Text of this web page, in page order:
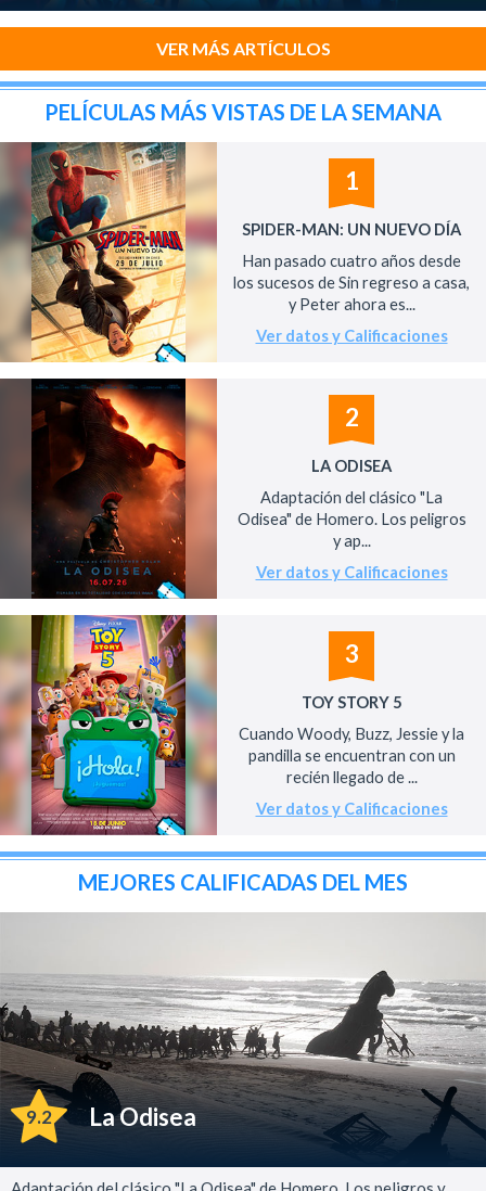
VER MÁS ARTÍCULOS
PELÍCULAS MÁS VISTAS DE LA SEMANA
1
SPIDER-MAN: UN NUEVO DÍA
Han pasado cuatro años desde
los sucesos de Sin regreso a casa,
y Peter ahora es...
Ver datos y Calificaciones
2
LA ODISEA
Adaptación del clásico "La
Odisea" de Homero. Los peligros
y ap...
Ver datos y Calificaciones
3
TOY STORY 5
Cuando Woody, Buzz, Jessie y la
pandilla se encuentran con un
recién llegado de ...
Ver datos y Calificaciones
MEJORES CALIFICADAS DEL MES
9.2 La Odisea